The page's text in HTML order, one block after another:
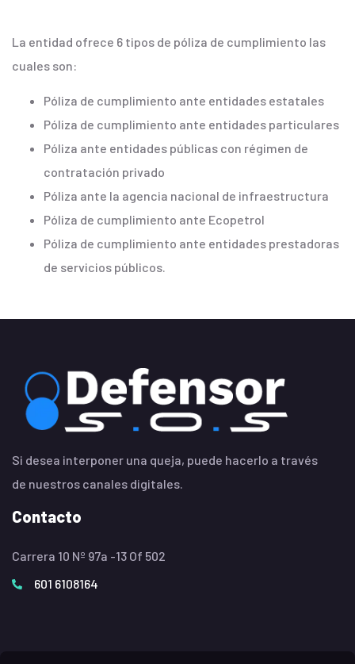
La entidad ofrece 6 tipos de póliza de cumplimiento las
cuales son:
Póliza de cumplimiento ante entidades estatales
Póliza de cumplimiento ante entidades particulares
Póliza ante entidades públicas con régimen de
contratación privado
Póliza ante la agencia nacional de infraestructura
Póliza de cumplimiento ante Ecopetrol
Póliza de cumplimiento ante entidades prestadoras
de servicios públicos.
Si desea interponer una queja, puede hacerlo a través
de nuestros canales digitales.
Contacto
Carrera 10 Nº 97a -13 Of 502
601 6108164